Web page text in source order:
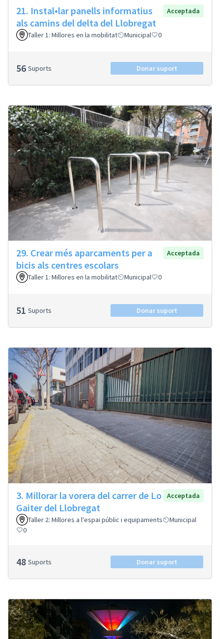
21. Instal•lar panells informatius
als camins del delta del Llobregat
Acceptada
Taller 1: Millores en la mobilitat Municipal 0
56 Suports Donar suport
29. Crear més aparcaments per a
bicis als centres escolars
Acceptada
Taller 1: Millores en la mobilitat Municipal 0
51 Suports Donar suport
3. Millorar la vorera del carrer de Lo
Gaiter del Llobregat
Acceptada
Taller 2: Millores a l'espai públic i equipaments
Municipal
0
48 Suports Donar suport